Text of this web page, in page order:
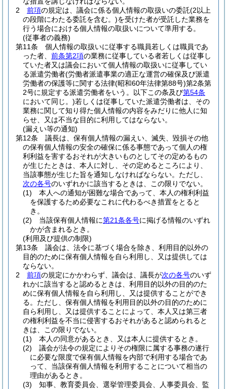
2
前項の規定は、議会に係る個人情報の取扱いの委託(2以上
の段階にわたる委託を含む。)を受けた者が受託した業務を
行う場合における個人情報の取扱いについて準用する。
(従事者の義務)
第11条
個人情報の取扱いに従事する職員若しくは職員であ
った者、 前条第2項の業務に従事している者若しくは従事し
ていた者又は議会において個人情報の取扱いに従事してい
る派遣労働者(労働者派遣事業の適正な運営の確保及び派遣
労働者の保護等に関する法律(昭和60年法律第88号)第2条第
2号に規定する派遣労働者をいう。以下この条及び第54条
において同じ。)若しくは従事していた派遣労働者は、その
業務に関して知り得た個人情報の内容をみだりに他人に知
らせ、又は不当な目的に利用してはならない。
(漏えい等の通知)
第12条
議長は、保有個人情報の漏えい、滅失、毀損その他
の保有個人情報の安全の確保に係る事態であって個人の権
利利益を害するおそれが大きいものとしてその定めるもの
が生じたときは、本人に対し、その定めるところにより、
当該事態が生じた旨を通知しなければならない。 ただし、
次の各号のいずれかに該当するときは、この限りでない。
(1)
本人への通知が困難な場合であって、本人の権利利益
を保護するため必要なこれに代わるべき措置をとると
き。
(2)
当該保有個人情報に第21条各号に掲げる情報のいずれ
かが含まれるとき。
(利用及び提供の制限)
第13条
議会は、法令に基づく場合を除き、利用目的以外の
目的のために保有個人情報を自ら利用し、又は提供しては
ならない。
2
前項の規定にかかわらず、議会は、議長が次の各号のいず
れかに該当すると認めるときは、利用目的以外の目的のた
めに保有個人情報を自ら利用し、又は提供することができ
る。 ただし、保有個人情報を利用目的以外の目的のために
自ら利用し、又は提供することによって、本人又は第三者
の権利利益を不当に侵害するおそれがあると認められると
きは、この限りでない。
(1)
本人の同意があるとき、又は本人に提供するとき。
(2)
議会が法令の規定によりその権限に属する事務の遂行
に必要な限度で保有個人情報を内部で利用する場合であ
って、当該保有個人情報を利用することについて相当の
理由があるとき。
(3)
知事、教育委員会、選挙管理委員会、人事委員会、監